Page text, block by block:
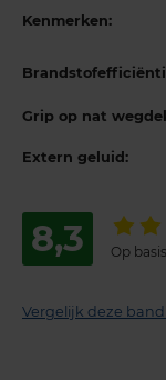
Kenmerken:
Grip op nat
Extern geluid:
8,3 Op
Vergelijk deze